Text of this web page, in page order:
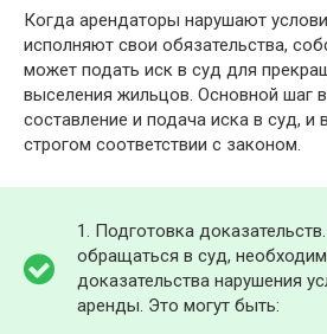
Когда арендаторы нарушают
исполняют свои обязательства,
может подать иск в суд для
выселения жильцов. Основной шаг
составление и подача иска в суд, и
строгом соответствии с законом.
1. Подготовка
обращаться в суд,
доказательства нарушения
аренды. Это могут быть: